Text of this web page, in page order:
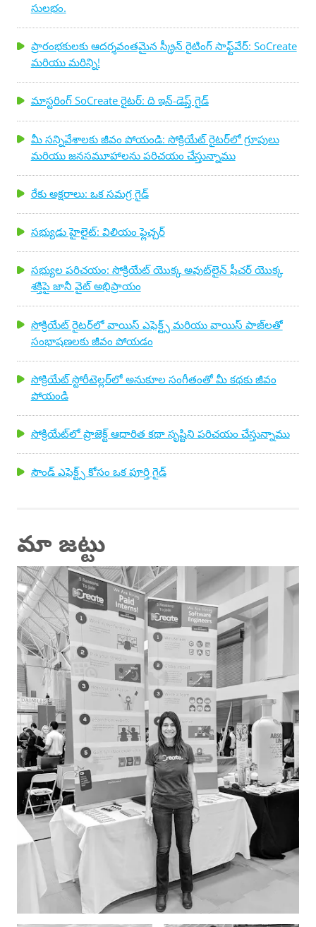
సులభం.
ప్రారంభకులకు ఆదర్శవంతమైన స్క్రీన్ రైటింగ్ సాఫ్ట్‌వేర్: SoCreate
మరియు మరిన్ని!
మాస్టరింగ్ SoCreate రైటర్: ది ఇన్-డెప్త్ గైడ్
మీ సన్నివేశాలకు జీవం పోయండి: సోక్రియేట్ రైటర్‌లో గ్రూపులు
మరియు జనసమూహాలను పరిచయం చేస్తున్నాము
రేకు అక్షరాలు: ఒక సమగ్ర గైడ్
సభ్యుడు హైలైట్: విలియం ఫ్లెచ్చర్
సభ్యుల పరిచయం: సోక్రియేట్ యొక్క అవుట్‌లైన్ ఫీచర్ యొక్క
శక్తిపై జానీ వైట్ అభిప్రాయం
సోక్రియేట్ రైటర్‌లో వాయిస్ ఎఫెక్ట్స్ మరియు వాయిస్ పాజ్‌లతో
సంభాషణలకు జీవం పోయడం
సోక్రియేట్ స్టోరీటెల్లర్‌లో అనుకూల సంగీతంతో మీ కథకు జీవం
పోయండి
సోక్రియేట్‌లో ప్రాజెక్ట్ ఆధారిత కథా సృష్టిని పరిచయం చేస్తున్నాము
సౌండ్ ఎఫెక్ట్స్ కోసం ఒక పూర్తి గైడ్
మా జట్టు